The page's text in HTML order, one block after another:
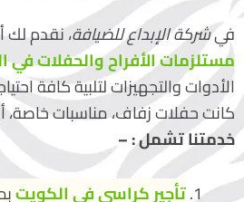
فيشركة الإبداع للضيافة، نقدم
مستلزمات الأفراح والحفلات في
الأدوات والتجهيزات لتلبية كافة
كانت حفلات زفاف، مناسبات خاصة،
خدمتنا تشمل : –
تأجير كراسي في الكويت